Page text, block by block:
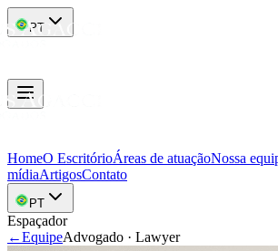
PT
HomeO EscritórioÁreas de atuaçãoNossa
mídiaArtigosContato
PT
Espaçador
←EquipeAdvogado · Lawyer